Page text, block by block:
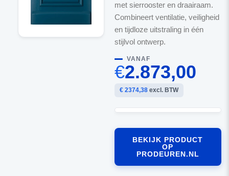
met sierrooster en draairaam.
Combineert ventilatie, veiligheid
en tijdloze uitstraling in één
stijlvol ontwerp.
VANAF
€2.873,00
€ 2374,38excl. BTW
BEKIJK PRODUCT
OP
PRODEUREN.NL